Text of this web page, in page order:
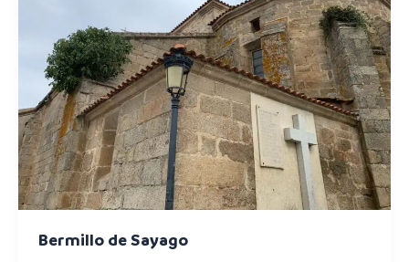
Bermillo de Sayago